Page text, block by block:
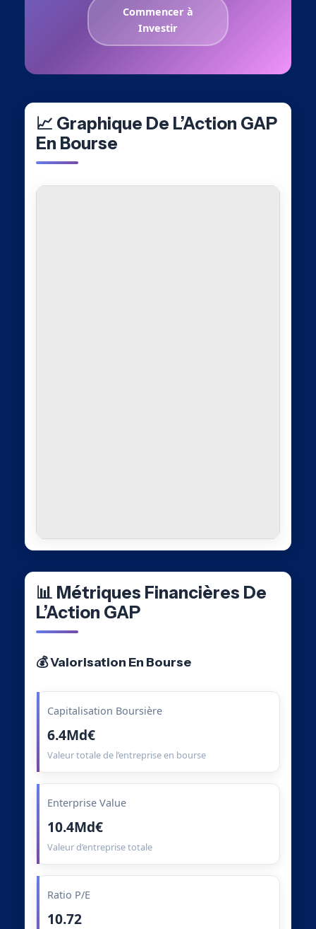
Commencer à
Investir
📈 Graphique De L’Action GAP
En Bourse
📊 Métriques Financières De
L’Action GAP
💰 Valorisation En Bourse
Capitalisation Boursière
6.4Md€
Valeur totale de l’entreprise en bourse
Enterprise Value
10.4Md€
Valeur d’entreprise totale
Ratio P/E
10.72